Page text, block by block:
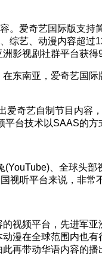
爱奇艺国际版支持
艺、动漫内容超
视剧社群平台获得
东南亚，爱奇艺国
奇艺自制节目内容
台技术以SAAS的方
、全球头
视听平台来说，非常
视频平台，先进军
漫在全球范围内也
再带动华语内容的播